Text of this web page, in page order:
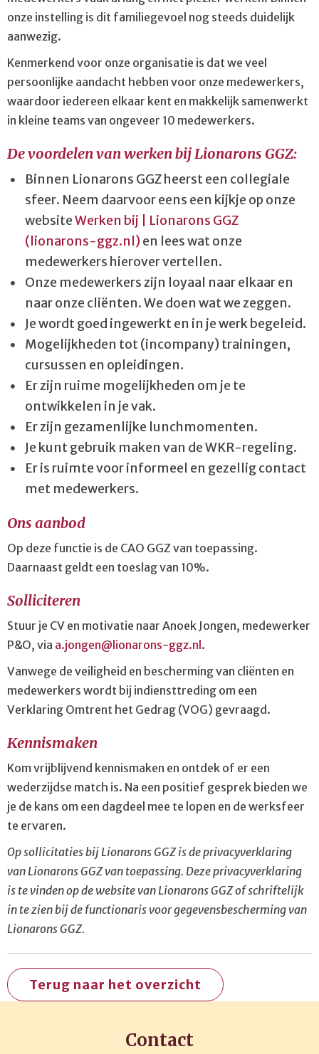
onze instelling is dit familiegevoel nog steeds duidelijk
aanwezig.
Kenmerkend voor onze organisatie is dat we veel
persoonlijke aandacht hebben voor onze medewerkers,
waardoor iedereen elkaar kent en makkelijk samenwerkt
in kleine teams van ongeveer 10 medewerkers.
De voordelen van werken bij Lionarons GGZ:
Binnen Lionarons GGZ heerst een collegiale
sfeer. Neem daarvoor eens een kijkje op onze
websiteWerken bij | Lionarons GGZ
(lionarons-ggz.nl) en lees wat onze
medewerkers hierover vertellen.
Onze medewerkers zijn loyaal naar elkaar en
naar onze cliënten. We doen wat we zeggen.
Je wordt goed ingewerkt en in je werk begeleid.
Mogelijkheden tot (incompany) trainingen,
cursussen en opleidingen.
Er zijn ruime mogelijkheden om je te
ontwikkelen in je vak.
Er zijn gezamenlijke lunchmomenten.
Je kunt gebruik maken van de WKR-regeling.
Er is ruimte voor informeel en gezellig contact
met medewerkers.
Ons aanbod
Op deze functie is de CAO GGZ van toepassing.
Daarnaast geldt een toeslag van 10%.
Solliciteren
Stuur je CV en motivatie naar Anoek Jongen, medewerker
P&O, via a.jongen@lionarons-ggz.nl .
Vanwege de veiligheid en bescherming van cliënten en
medewerkers wordt bij indiensttreding om een
Verklaring Omtrent het Gedrag (VOG) gevraagd.
Kennismaken
Kom vrijblijvend kennismaken en ontdek of er een
wederzijdse match is. Na een positief gesprek bieden we
je de kans om een dagdeel mee te lopen en de werksfeer
te ervaren.
Op sollicitaties bij Lionarons GGZ is de privacyverklaring
van Lionarons GGZ van toepassing. Deze privacyverklaring
is te vinden op de website van Lionarons GGZ of schriftelijk
in te zien bij de functionaris voor gegevensbescherming van
Lionarons GGZ.
Terug naar het overzicht
Contact